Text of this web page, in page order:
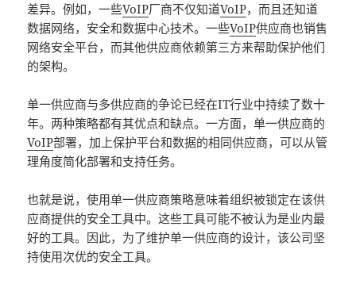
差异。例如，一些VoIP厂商不仅知道VoIP，而且还知道
数据网络，安全和数据中心技术。一些VoIP供应商也销售
网络安全平台，而其他供应商依赖第三方来帮助保护他们
的架构。
单一供应商与多供应商的争论已经在IT行业中持续了数十
年。两种策略都有其优点和缺点。一方面，单一供应商的
VoIP部署，加上保护平台和数据的相同供应商，可以从管
理角度简化部署和支持任务。
也就是说，使用单一供应商策略意味着组织被锁定在该供
应商提供的安全工具中。这些工具可能不被认为是业内最
好的工具。因此，为了维护单一供应商的设计，该公司坚
持使用次优的安全工具。